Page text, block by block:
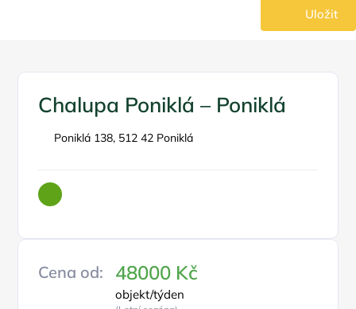
Uložit
Chalupa Poniklá – Poniklá
Poniklá 138, 512 42 Poniklá
Cena od: 48000 Kč
objekt/týden